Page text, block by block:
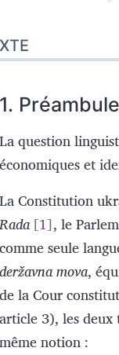
1.
La question
économiques et
La Constitution
Rada 1 , le
comme seule
deržavna mova,
de la Cour
article 3), les deux
même notion :